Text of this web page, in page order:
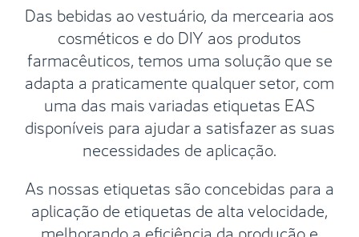
Das bebidas ao vestuário, da mercearia aos
cosméticos e do DIY aos produtos
farmacêuticos, temos uma solução que se
adapta a praticamente qualquer setor, com
uma das mais variadas etiquetas EAS
disponíveis para ajudar a satisfazer as suas
necessidades de aplicação.
As nossas etiquetas são concebidas para a
aplicação de etiquetas de alta velocidade,
melhorando a eficiência da produção e